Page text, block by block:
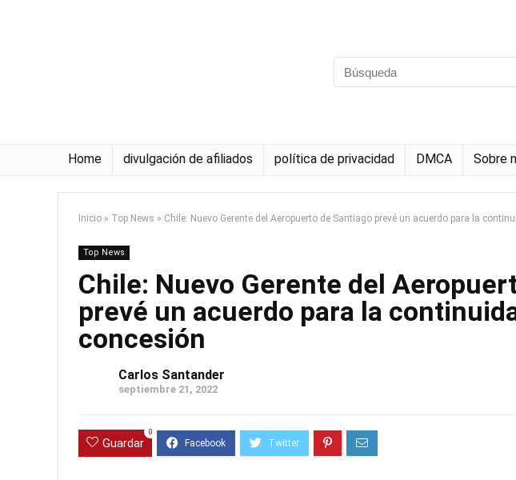
Home divulgación de afiliados política de privacidad DMCA Sobre
Inicio » Top News » Chile: Nuevo Gerente del Aeropuerto de Santiago prevé un acuerdo para la
Top News
Chile: Nuevo Gerente del
prevé un acuerdo para la
concesión
Carlos Santander
septiembre 21, 2022
Guardar
0